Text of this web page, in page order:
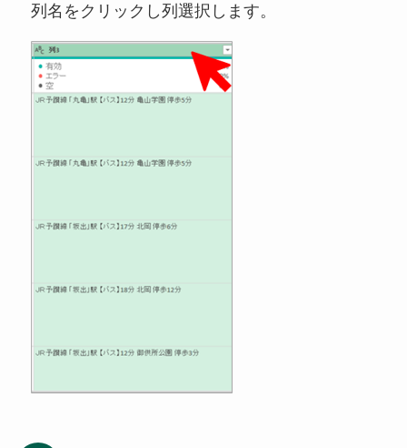
列名をクリックし列選択します。